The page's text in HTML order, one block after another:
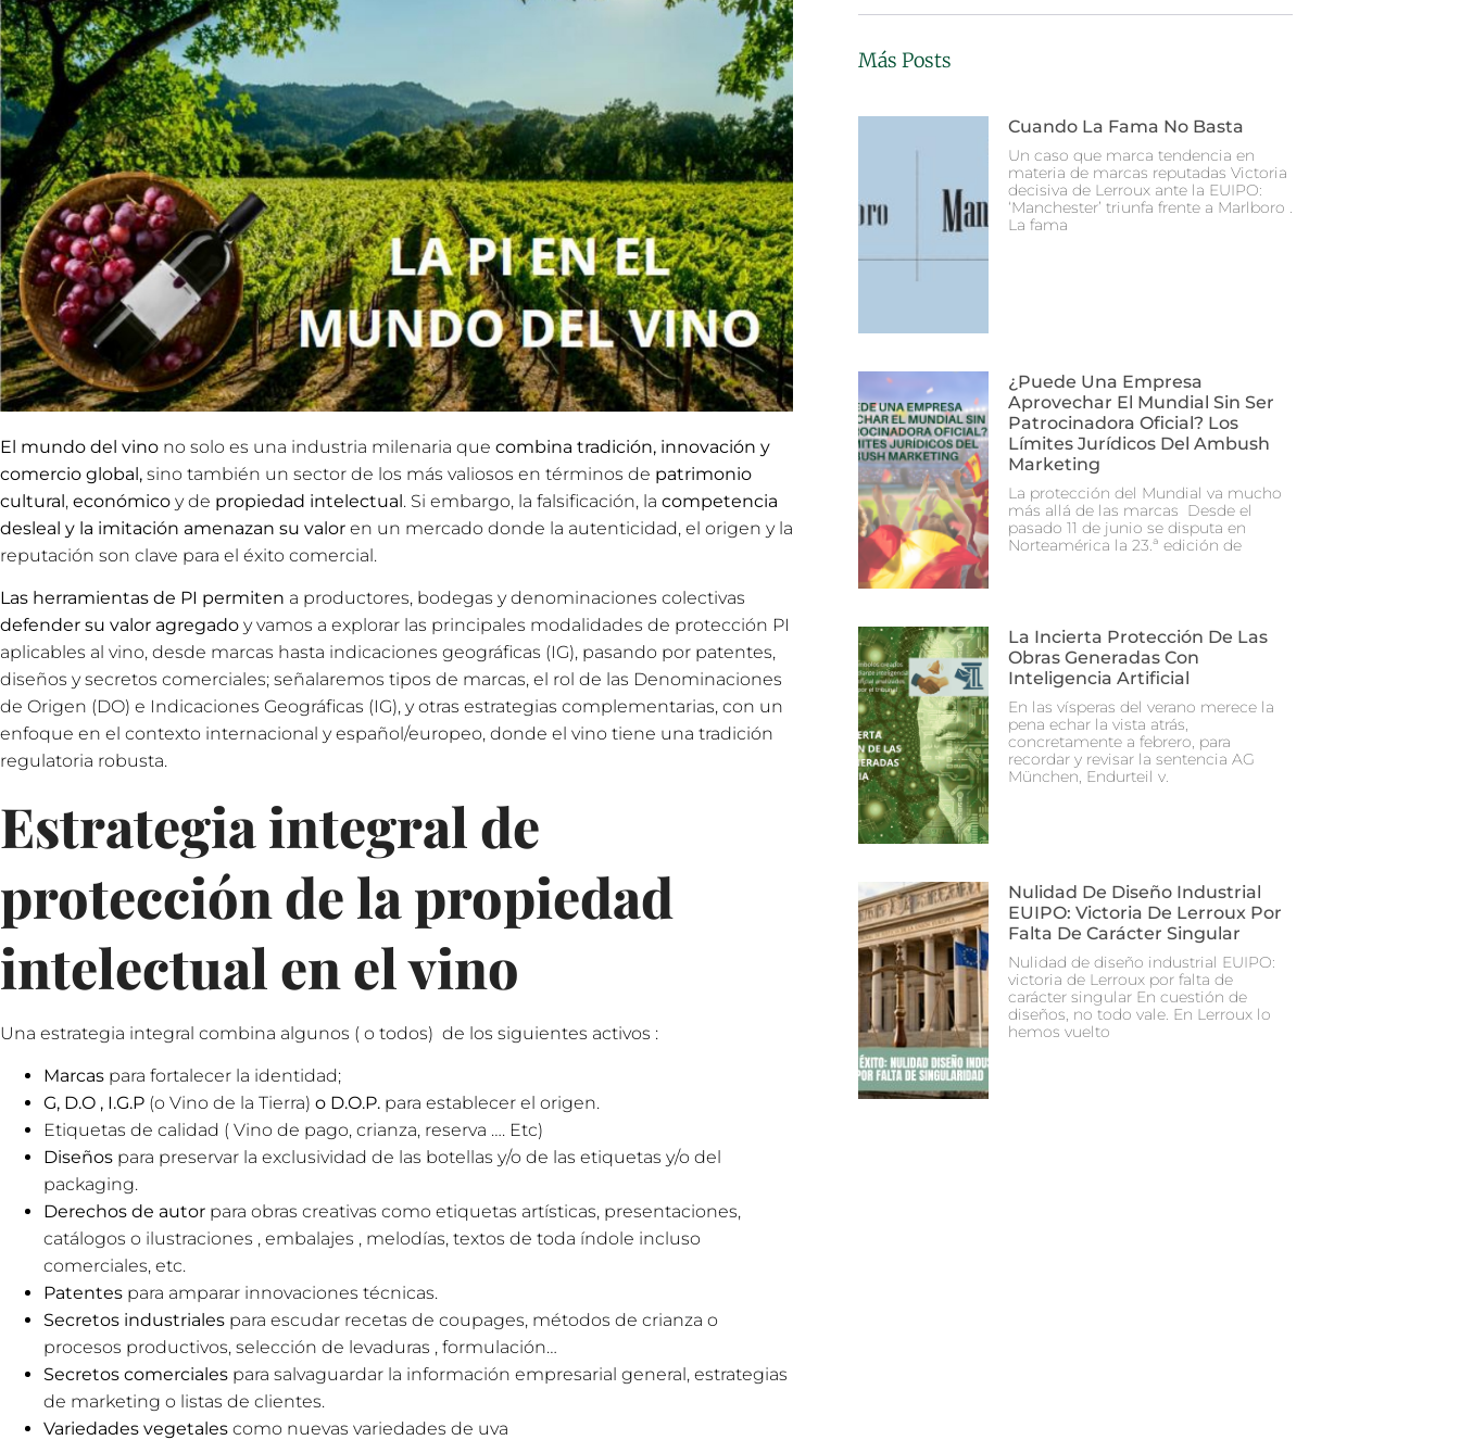
El mundo del vino no solo es una industria milenaria que combina tradición, innovación y
comercio global, sino también un sector de los más valiosos en términos de patrimonio
cultural, económico y de propiedad intelectual. Si embargo, la falsificación, la competencia
desleal y la imitación amenazan su valor en un mercado donde la autenticidad, el origen y la
reputación son clave para el éxito comercial.
Las herramientas de PI permiten a productores, bodegas y denominaciones colectivas
defender su valor agregado y vamos a explorar las principales modalidades de protección PI
aplicables al vino, desde marcas hasta indicaciones geográficas (IG), pasando por patentes,
diseños y secretos comerciales; señalaremos tipos de marcas, el rol de las Denominaciones
de Origen (DO) e Indicaciones Geográficas (IG), y otras estrategias complementarias, con un
enfoque en el contexto internacional y español/europeo, donde el vino tiene una tradición
regulatoria robusta.
Estrategia integral de
protección de la propiedad
intelectual en el vino
Una estrategia integral combina algunos ( o todos) de los siguientes activos :
Marcas para fortalecer la identidad;
G, D.O , I.G.P (o Vino de la Tierra) o D.O.P. para establecer el origen.
Etiquetas de calidad ( Vino de pago, crianza, reserva …. Etc)
Diseños para preservar la exclusividad de las botellas y/o de las etiquetas y/o del
packaging.
Derechos de autor para obras creativas como etiquetas artísticas, presentaciones,
catálogos o ilustraciones , embalajes , melodías, textos de toda índole incluso
comerciales, etc.
Patentes para amparar innovaciones técnicas.
Secretos industriales para escudar recetas de coupages, métodos de crianza o
procesos productivos, selección de levaduras , formulación…
Secretos comerciales para salvaguardar la información empresarial general, estrategias
de marketing o listas de clientes.
Variedades vegetales como nuevas variedades de uva
Más Posts
Cuando La Fama No Basta
Un caso que marca tendencia en
materia de marcas reputadas Victoria
decisiva de Lerroux ante la EUIPO:
‘Manchester’ triunfa frente a Marlboro .
La fama
¿Puede Una Empresa
Aprovechar El Mundial Sin Ser
Patrocinadora Oficial? Los
Límites Jurídicos Del Ambush
Marketing
La protección del Mundial va mucho
más allá de las marcas Desde el
pasado 11 de junio se disputa en
Norteamérica la 23.ª edición de
La Incierta Protección De Las
Obras Generadas Con
Inteligencia Artificial
En las vísperas del verano merece la
pena echar la vista atrás,
concretamente a febrero, para
recordar y revisar la sentencia AG
München, Endurteil v.
Nulidad De Diseño Industrial
EUIPO: Victoria De Lerroux Por
Falta De Carácter Singular
Nulidad de diseño industrial EUIPO:
victoria de Lerroux por falta de
carácter singular En cuestión de
diseños, no todo vale. En Lerroux lo
hemos vuelto